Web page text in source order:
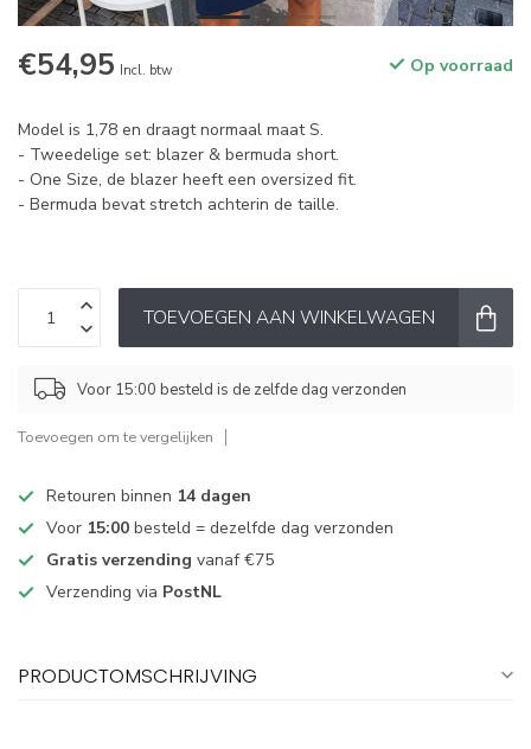
€54,95 Incl. btw Op voorraad
Model is 1,78 en draagt normaal maat S.
- Tweedelige set: blazer & bermuda short.
- One Size, de blazer heeft een oversized fit.
- Bermuda bevat stretch achterin de taille.
TOEVOEGEN AAN WINKELWAGEN
Voor 15:00 besteld is de zelfde dag verzonden
Toevoegen om te vergelijken
Retouren binnen 14 dagen
Voor 15:00 besteld = dezelfde dag verzonden
Gratis verzending vanaf €75
Verzending via PostNL
PRODUCTOMSCHRIJVING